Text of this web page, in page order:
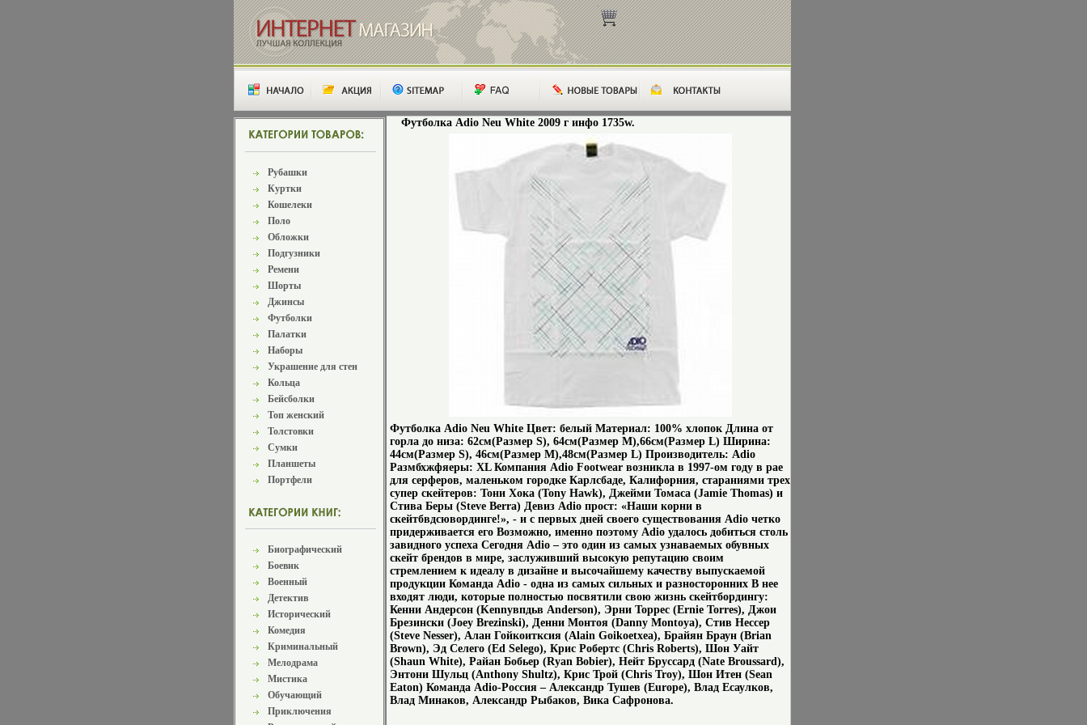
Рубашки
Куртки
Кошелеки
Поло
Обложки
Подгузники
Ремени
Шорты
Джинсы
Футболки
Палатки
Наборы
Украшение для стен
Кольца
Бейсболки
Топ женский
Толстовки
Сумки
Планшеты
Портфели
Биографический
Боевик
Военный
Детектив
Исторический
Комедия
Криминальный
Мелодрама
Мистика
Обучающий
Приключения
Футболка Adio Neu White 2009 г инфо 1735w.
Футболка Adio Neu White Цвет: белый Материал: 100% хлопок Длина от
горла до низа: 62см(Размер S), 64см(Размер M),66см(Размер L) Ширина:
44см(Размер S), 46см(Размер M),48см(Размер L) Производитель: Adio
Размбхжфяеры: XL Компания Adio Footwear возникла в 1997-ом году в рае
для серферов, маленьком городке Карлсбаде, Калифорния, стараниями трех
супер скейтеров: Тони Хока (Tony Hawk), Джейми Томаса (Jamie Thomas) и
Стива Беры (Steve Berra) Девиз Adio прост: «Наши корни в
скейтбвдсювординге!», - и с первых дней своего существования Adio четко
придерживается его Возможно, именно поэтому Adio удалось добиться столь
завидного успеха Сегодня Adio – это один из самых узнаваемых обувных
скейт брендов в мире, заслуживший высокую репутацию своим
стремлением к идеалу в дизайне и высочайшему качеству выпускаемой
продукции Команда Adio - одна из самых сильных и разносторонних В нее
входят люди, которые полностью посвятили свою жизнь скейтбордингу:
Кенни Андерсон (Kennyвпдьв Anderson), Эрни Торрес (Ernie Torres), Джои
Брезински (Joey Brezinski), Денни Монтоя (Danny Montoya), Стив Нессер
(Steve Nesser), Алан Гойкоитксия (Alain Goikoetxea), Брайян Браун (Brian
Brown), Эд Селего (Ed Selego), Крис Робертс (Chris Roberts), Шон Уайт
(Shaun White), Райан Бобьер (Ryan Bobier), Нейт Бруссард (Nate Broussard),
Энтони Шульц (Anthony Shultz), Крис Трой (Chris Troy), Шон Итен (Sean
Eaton) Команда Adio-Россия – Александр Тушев (Europe), Влад Есаулков,
Влад Минаков, Александр Рыбаков, Вика Сафронова.